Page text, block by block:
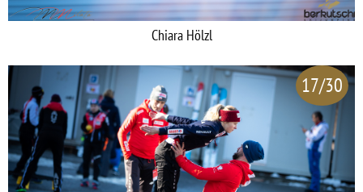
Chiara Hölzl
17/30